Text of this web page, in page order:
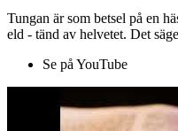
Tungan är som betsel på en
eld - tänd av helvetet. Det
Se på YouTube